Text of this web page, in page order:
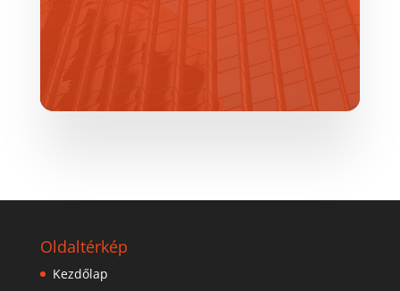
Oldaltérkép
Kezdőlap